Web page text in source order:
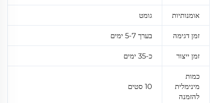
אומנותיות גומט
זמן דגימה בערך 5-7 ימים
זמן ייצור כ-35 ימים
כמות
מינימלית
להזמנה
10 סטים